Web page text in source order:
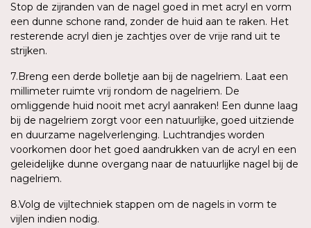
Stop de zijranden van de nagel goed in met acryl en vorm
een dunne schone rand, zonder de huid aan te raken. Het
resterende acryl dien je zachtjes over de vrije rand uit te
strijken.
7.Breng een derde bolletje aan bij de nagelriem. Laat een
millimeter ruimte vrij rondom de nagelriem. De
omliggende huid nooit met acryl aanraken! Een dunne laag
bij de nagelriem zorgt voor een natuurlijke, goed uitziende
en duurzame nagelverlenging. Luchtrandjes worden
voorkomen door het goed aandrukken van de acryl en een
geleidelijke dunne overgang naar de natuurlijke nagel bij de
nagelriem.
8.Volg de vijltechniek stappen om de nagels in vorm te
vijlen indien nodig.